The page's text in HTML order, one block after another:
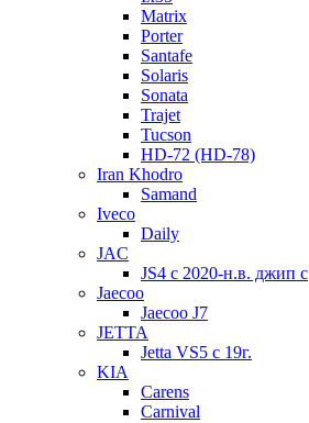
Matrix
Porter
Santafe
Solaris
Sonata
Trajet
Tucson
HD-72 (HD-78)
Iran Khodro
Samand
Iveco
Daily
JAC
JS4 с 2020-н.в. джип с
Jaecoo
Jaecoo J7
JETTA
Jetta VS5 с 19г.
KIA
Carens
Carnival